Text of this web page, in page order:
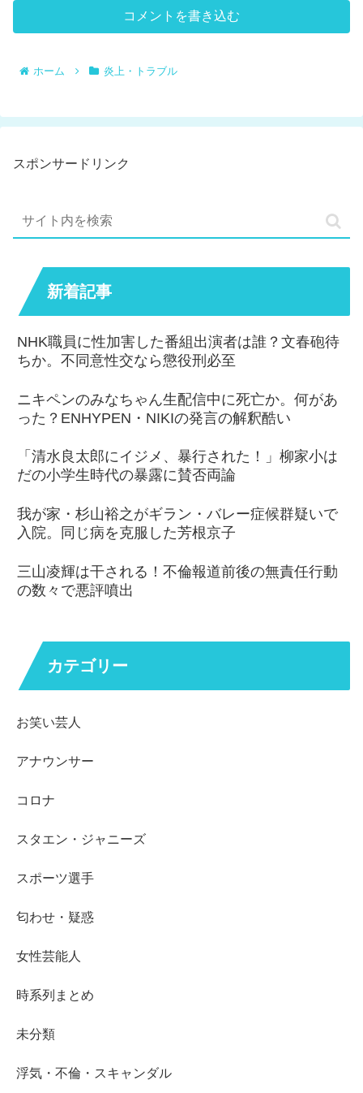
コメントを書き込む
ホーム 炎上・トラブル
スポンサードリンク
新着記事
NHK職員に性加害した番組出演者は誰？文春砲待
ちか。不同意性交なら懲役刑必至
ニキペンのみなちゃん生配信中に死亡か。何があ
った？ENHYPEN・NIKIの発言の解釈酷い
「清水良太郎にイジメ、暴行された！」柳家小は
だの小学生時代の暴露に賛否両論
我が家・杉山裕之がギラン・バレー症候群疑いで
入院。同じ病を克服した芳根京子
三山凌輝は干される！不倫報道前後の無責任行動
の数々で悪評噴出
カテゴリー
お笑い芸人
アナウンサー
コロナ
スタエン・ジャニーズ
スポーツ選手
匂わせ・疑惑
女性芸能人
時系列まとめ
未分類
浮気・不倫・スキャンダル